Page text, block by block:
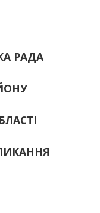
РАДА